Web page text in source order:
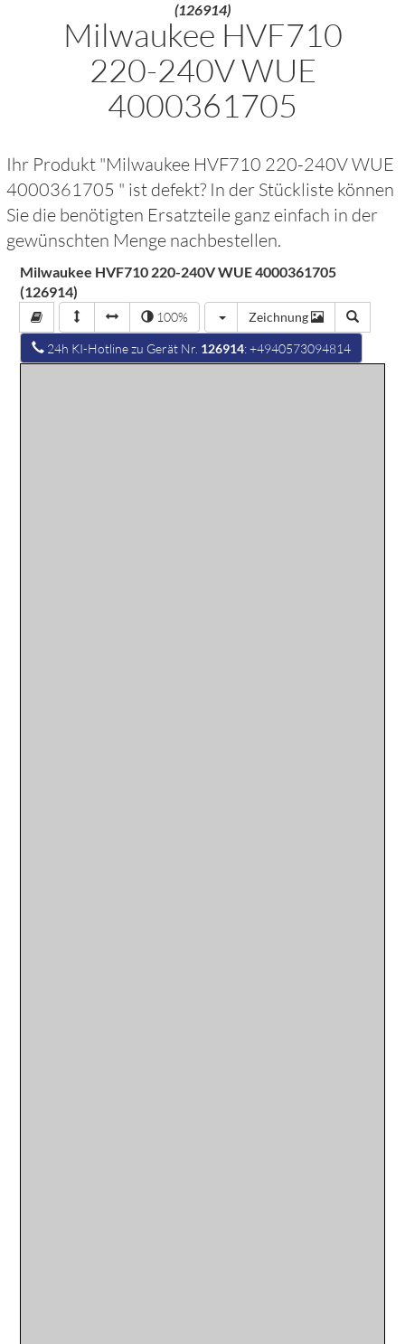
(126914)
Milwaukee HVF710
220-240V WUE
4000361705
Ihr Produkt "Milwaukee HVF710 220-240V WUE
4000361705 " ist defekt? In der Stückliste können
Sie die benötigten Ersatzteile ganz einfach in der
gewünschten Menge nachbestellen.
Milwaukee HVF710 220-240V WUE 4000361705
(126914)
100% Zeichnung
24h KI-Hotline zu Gerät Nr. 126914: +4940573094814